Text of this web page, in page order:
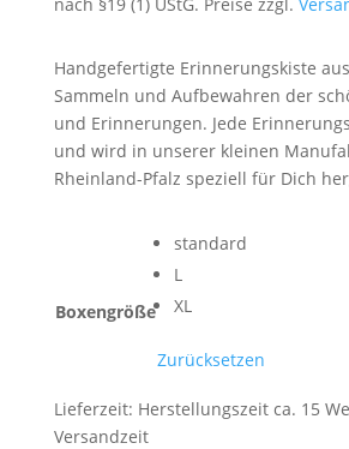
Handgefertigte Erinnerungskiste
Sammeln und Aufbewahren der
und Erinnerungen. Jede
und wird in unserer kleinen
Rheinland-Pfalz speziell für Dich
Boxengröße
standard
L
XL
Zurücksetzen
Lieferzeit: Herstellungszeit ca. 15
Versandzeit